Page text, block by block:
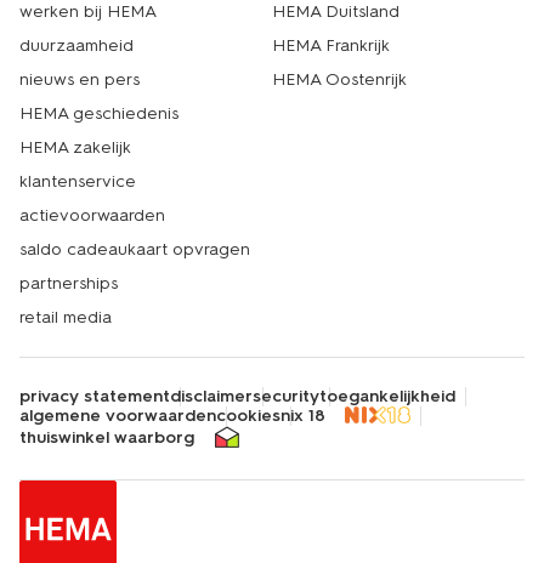
werken bij HEMA
duurzaamheid
nieuws en pers
HEMA geschiedenis
HEMA zakelijk
klantenservice
actievoorwaarden
saldo cadeaukaart opvragen
partnerships
retail media
HEMA Duitsland
HEMA Frankrijk
HEMA Oostenrijk
privacy statementdisclaimersecuritytoegankelijkheid
algemene voorwaardencookiesnix 18
thuiswinkel waarborg